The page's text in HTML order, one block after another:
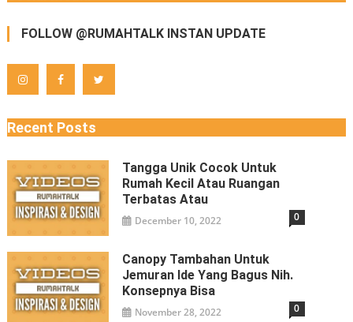
FOLLOW @RUMAHTALK INSTAN UPDATE
Recent Posts
Tangga Unik Cocok Untuk
Rumah Kecil Atau Ruangan
Terbatas Atau
December 10, 2022 0
Canopy Tambahan Untuk
Jemuran Ide Yang Bagus Nih.
Konsepnya Bisa
November 28, 2022 0